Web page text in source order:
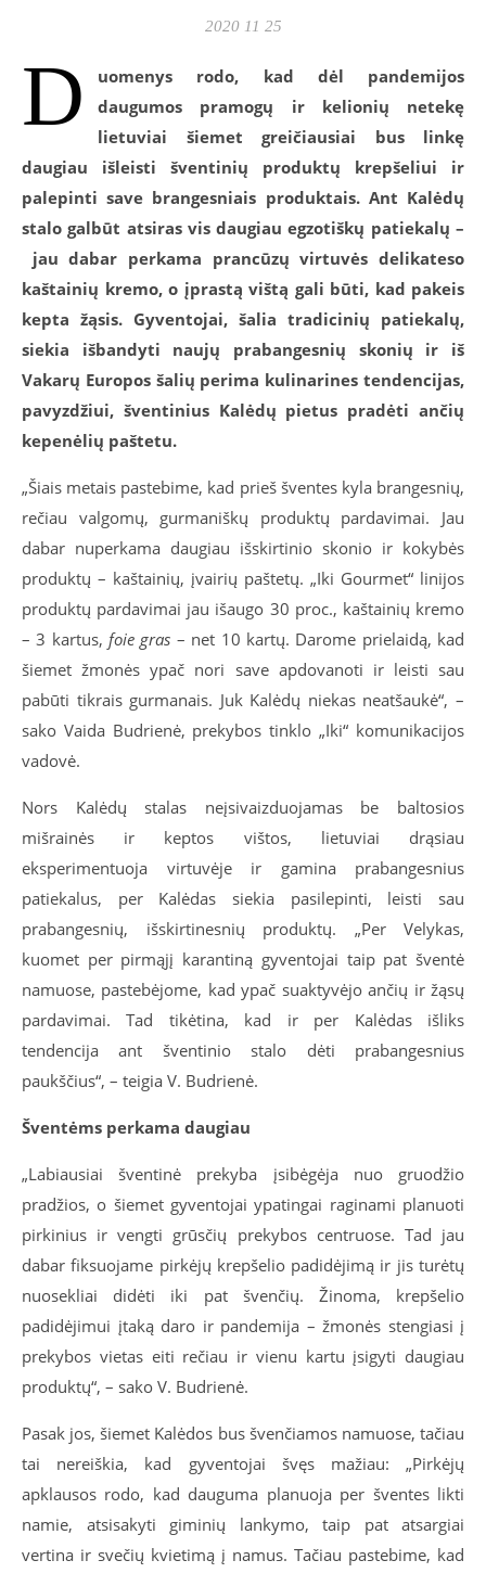
2020 11 25
D
uomenys rodo, kad dėl pandemijos
daugumos pramogų ir kelionių netekę
lietuviai šiemet greičiausiai bus linkę
daugiau išleisti šventinių produktų krepšeliui ir
palepinti save brangesniais produktais. Ant Kalėdų
stalo galbūt atsiras vis daugiau egzotiškų patiekalų –
jau dabar perkama prancūzų virtuvės delikateso
kaštainių kremo, o įprastą vištą gali būti, kad pakeis
kepta žąsis. Gyventojai, šalia tradicinių patiekalų,
siekia išbandyti naujų prabangesnių skonių ir iš
Vakarų Europos šalių perima kulinarines tendencijas,
pavyzdžiui, šventinius Kalėdų pietus pradėti ančių
kepenėlių paštetu.
„Šiais metais pastebime, kad prieš šventes kyla brangesnių,
rečiau valgomų, gurmaniškų produktų pardavimai. Jau
dabar nuperkama daugiau išskirtinio skonio ir kokybės
produktų – kaštainių, įvairių paštetų. „Iki Gourmet“ linijos
produktų pardavimai jau išaugo 30 proc., kaštainių kremo
– 3 kartus,foie gras – net 10 kartų. Darome prielaidą, kad
šiemet žmonės ypač nori save apdovanoti ir leisti sau
pabūti tikrais gurmanais. Juk Kalėdų niekas neatšaukė“, –
sako Vaida Budrienė, prekybos tinklo „Iki“ komunikacijos
vadovė.
Nors Kalėdų stalas neįsivaizduojamas be baltosios
mišrainės ir keptos vištos, lietuviai drąsiau
eksperimentuoja virtuvėje ir gamina prabangesnius
patiekalus, per Kalėdas siekia pasilepinti, leisti sau
prabangesnių, išskirtinesnių produktų. „Per Velykas,
kuomet per pirmąjį karantiną gyventojai taip pat šventė
namuose, pastebėjome, kad ypač suaktyvėjo ančių ir žąsų
pardavimai. Tad tikėtina, kad ir per Kalėdas išliks
tendencija ant šventinio stalo dėti prabangesnius
paukščius“, – teigia V. Budrienė.
Šventėms perkama daugiau
„Labiausiai šventinė prekyba įsibėgėja nuo gruodžio
pradžios, o šiemet gyventojai ypatingai raginami planuoti
pirkinius ir vengti grūsčių prekybos centruose. Tad jau
dabar fiksuojame pirkėjų krepšelio padidėjimą ir jis turėtų
nuosekliai didėti iki pat švenčių. Žinoma, krepšelio
padidėjimui įtaką daro ir pandemija – žmonės stengiasi į
prekybos vietas eiti rečiau ir vienu kartu įsigyti daugiau
produktų“, – sako V. Budrienė.
Pasak jos, šiemet Kalėdos bus švenčiamos namuose, tačiau
tai nereiškia, kad gyventojai švęs mažiau: „Pirkėjų
apklausos rodo, kad dauguma planuoja per šventes likti
namie, atsisakyti giminių lankymo, taip pat atsargiai
vertina ir svečių kvietimą į namus. Tačiau pastebime, kad